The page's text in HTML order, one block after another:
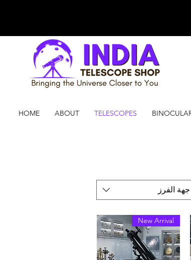
HOME ABOUT TELESCOPES
جهة الفرز
New Arrival